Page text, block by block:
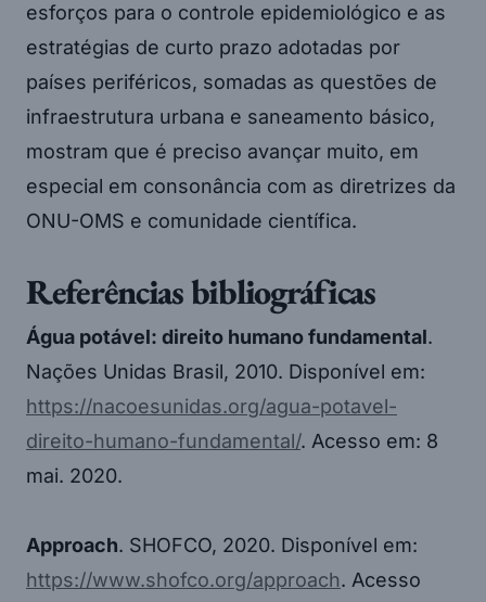
esforços para o controle epidemiológico e as
estratégias de curto prazo adotadas por
países periféricos, somadas as questões de
infraestrutura urbana e saneamento básico,
mostram que é preciso avançar muito, em
especial em consonância com as diretrizes da
ONU-OMS e comunidade científica.
Referências bibliográficas
Água potável: direito humano fundamental.
Nações Unidas Brasil, 2010. Disponível em:
https://nacoesunidas.org/agua-potavel-
direito-humano-fundamental/. Acesso em: 8
mai. 2020.
Approach. SHOFCO, 2020. Disponível em:
https://www.shofco.org/approach. Acesso